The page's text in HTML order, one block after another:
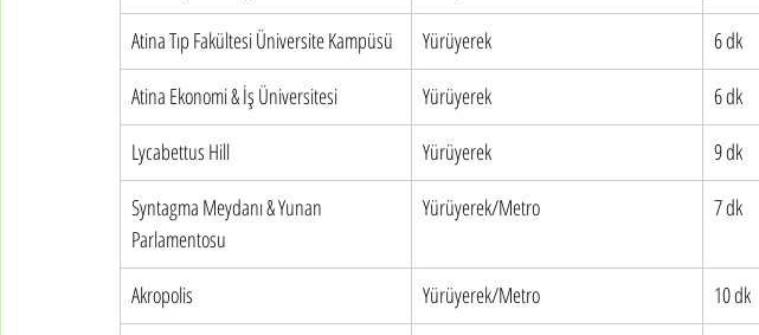
Atina Tıp Fakültesi Üniversite Kampüsü
Yürüyerek
6 dk
Atina Ekonomi & İş Üniversitesi
Yürüyerek
6 dk
Lycabettus Hill
Yürüyerek
9 dk
Syntagma Meydanı & Yunan
Parlamentosu
Yürüyerek/Metro 7 dk
Akropolis Yürüyerek/Metro
10 dk